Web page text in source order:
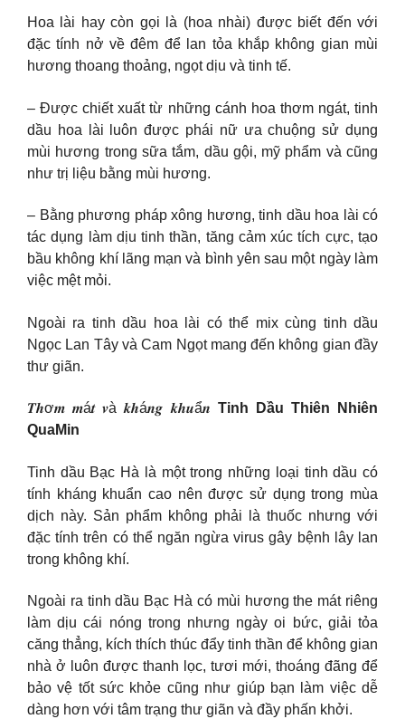
Hoa lài hay còn gọi là (hoa nhài) được biết đến với
đặc tính nở về đêm để lan tỏa khắp không gian mùi
hương thoang thoảng, ngọt dịu và tinh tế.
– Được chiết xuất từ những cánh hoa thơm ngát, tinh
dầu hoa lài luôn được phái nữ ưa chuộng sử dụng
mùi hương trong sữa tắm, dầu gội, mỹ phẩm và cũng
như trị liệu bằng mùi hương.
– Bằng phương pháp xông hương, tinh dầu hoa lài có
tác dụng làm dịu tinh thần, tăng cảm xúc tích cực, tạo
bầu không khí lãng mạn và bình yên sau một ngày làm
việc mệt mỏi.
Ngoài ra tinh dầu hoa lài có thể mix cùng tinh dầu
Ngọc Lan Tây và Cam Ngọt mang đến không gian đầy
thư giãn.
𝑻𝒉ơ𝒎 𝒎á𝒕 𝒗à 𝒌𝒉á𝒏𝒈 𝒌𝒉𝒖ẩ𝒏 Tinh Dầu Thiên Nhiên
QuaMin
Tinh dầu Bạc Hà là một trong những loại tinh dầu có
tính kháng khuẩn cao nên được sử dụng trong mùa
dịch này. Sản phẩm không phải là thuốc nhưng với
đặc tính trên có thể ngăn ngừa virus gây bệnh lây lan
trong không khí.
Ngoài ra tinh dầu Bạc Hà có mùi hương the mát riêng
làm dịu cái nóng trong nhưng ngày oi bức, giải tỏa
căng thẳng, kích thích thúc đẩy tinh thần để không gian
nhà ở luôn được thanh lọc, tươi mới, thoáng đãng để
bảo vệ tốt sức khỏe cũng như giúp bạn làm việc dễ
dàng hơn với tâm trạng thư giãn và đầy phấn khởi.